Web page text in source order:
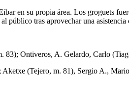
en su propia área. Los groguets
tras aprovechar una
Ontiveros, A. Gelardo, Carlo
(Tejero, m. 81), Sergio A.,